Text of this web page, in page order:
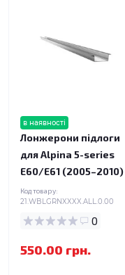
в наявності
Лонжерони підлоги
для Alpina 5-series
E60/E61 (2005–2010)
Код товару:
21.WBLGRNXXXX.ALL.0.00
0
550.00 грн.